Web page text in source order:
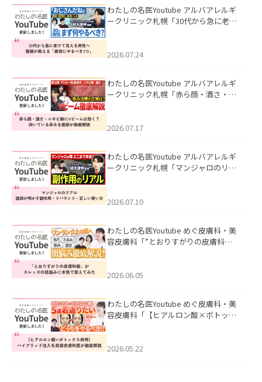
わたしの名医Youtube アルバアレルギ
ークリニック札幌「30代から急に老け
た。
2026.07.24
わたしの名医Youtube アルバアレルギ
ークリニック札幌「赤ら顔・酒さ・ニ
した。
2026.07.17
わたしの名医Youtube アルバアレルギ
ークリニック札幌「マンジャロのリア
た。
2026.07.10
わたしの名医Youtube めぐ皮膚科・美
容皮膚科「”とおりすがりの皮膚科
2026.06.05
わたしの名医Youtube めぐ皮膚科・美
容皮膚科「【ヒアルロン酸×ボトック
た。
2026.05.22